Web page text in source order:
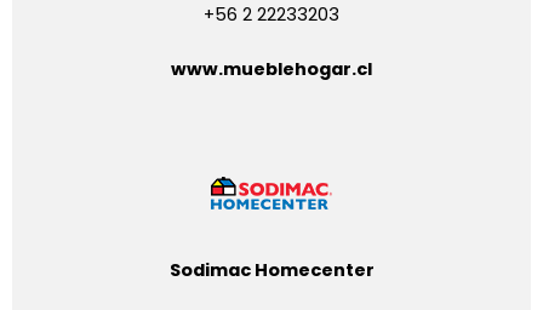
+56 2 22233203
www.mueblehogar.cl
Sodimac Homecenter